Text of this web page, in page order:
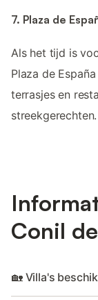
7. Plaza de
Als het tijd is
Plaza de
terrasjes en
streekgerechten.
Conil
🏡 Villa's